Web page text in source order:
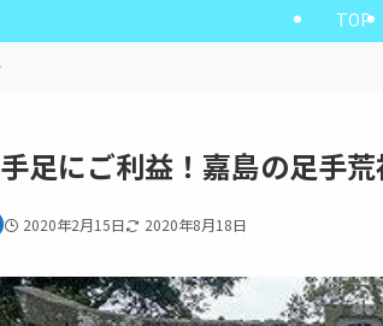
TOP
手足にご利益！嘉島の足手
2020年2月15日 2020年8月18日